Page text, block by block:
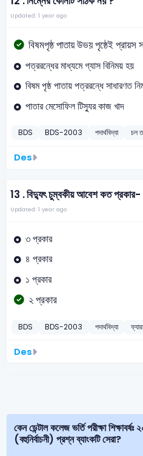
Updated: 1 year ago
বিষমপৃষ্ঠ পাতায় উভয় পৃষ্ঠেই
পত্ররন্ধের মাধ্যমে গ্যাস বিনিময় হয়
বিষম পৃষ্ঠ পাতায় পত্ররন্ধে সাধারণত
পাতার মেসোফিল টিস্যুর কাজ খাদ
BDS BDS-2003 পদার্থবিদ্যা চল
Des
13 .বিদ্যুৎ চুম্বকীয় আবেশ কত প্রকার-
Updated: 1 year ago
৩ প্রকার
৪ প্রকার
১ প্রকার
২ প্রকার
BDS BDS-2003 পদার্থবিদ্যা
Des
কেন ডেন্টাল কলেজ ভর্তি পরীক্ষা
(বহুনির্বাচনী) প্রশ্ন ব্যাংকটি সেরা?